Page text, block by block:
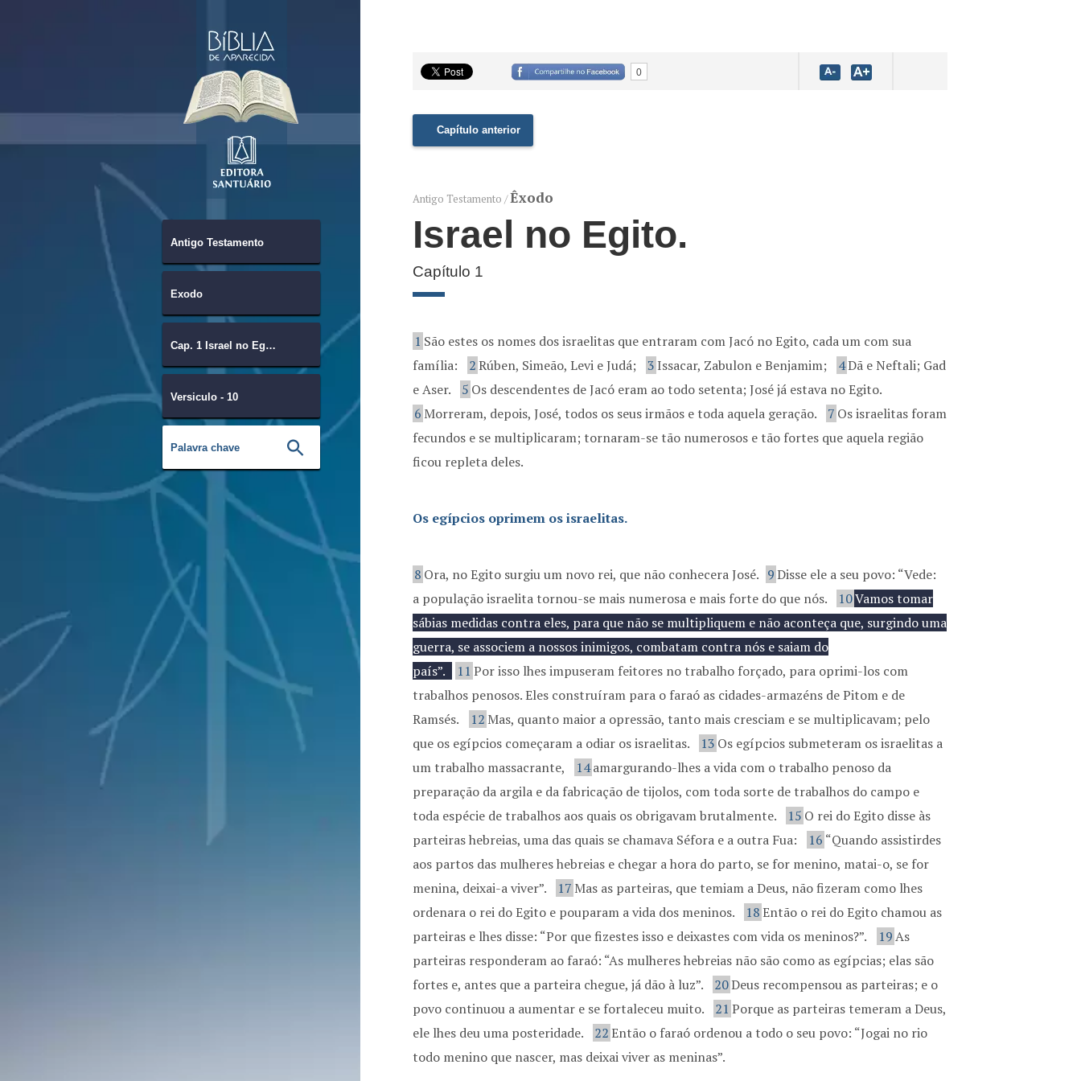
Antigo Testamento
Êxodo
Cap. 1 Israel no Egito.
Versiculo - 10
0
Capítulo anterior
Antigo Testamento /Êxodo
Israel no Egito.
Capítulo 1
1 São estes os nomes dos israelitas que entraram com Jacó no Egito, cada um com sua
família:
2Rúben, Simeão, Levi e Judá; 3Issacar, Zabulon e Benjamim; 4Dã e Neftali; Gad
e Aser.
5 Os descendentes de Jacó eram ao todo setenta; José já estava no Egito.
6 Morreram, depois, José, todos os seus irmãos e toda aquela geração. 7 Os israelitas foram
fecundos e se multiplicaram; tornaram-se tão numerosos e tão fortes que aquela região
ficou repleta deles.
Os egípcios oprimem os israelitas.
8 Ora, no Egito surgiu um novo rei, que não conhecera José. 9Disse ele a seu povo: “Vede:
a população israelita tornou-se mais numerosa e mais forte do que nós.
10Vamos tomar
sábias medidas contra eles, para que não se multipliquem e não aconteça que, surgindo uma
guerra, se associem a nossos inimigos, combatam contra nós e saiam do
país”.
11 Por isso lhes impuseram feitores no trabalho forçado, para oprimi-los com
trabalhos penosos. Eles construíram para o faraó as cidades-armazéns de Pitom e de
Ramsés.
12 Mas, quanto maior a opressão, tanto mais cresciam e se multiplicavam; pelo
que os egípcios começaram a odiar os israelitas.
13 Os egípcios submeteram os israelitas a
um trabalho massacrante,
14amargurando-lhes a vida com o trabalho penoso da
preparação da argila e da fabricação de tijolos, com toda sorte de trabalhos do campo e
toda espécie de trabalhos aos quais os obrigavam brutalmente.
15 O rei do Egito disse às
parteiras hebreias, uma das quais se chamava Séfora e a outra Fua:
16 “Quando assistirdes
aos partos das mulheres hebreias e chegar a hora do parto, se for menino, matai-o, se for
menina, deixai-a viver”.
17 Mas as parteiras, que temiam a Deus, não fizeram como lhes
ordenara o rei do Egito e pouparam a vida dos meninos.
18Então o rei do Egito chamou as
parteiras e lhes disse: “Por que fizestes isso e deixastes com vida os meninos?”.
19As
parteiras responderam ao faraó: “As mulheres hebreias não são como as egípcias; elas são
fortes e, antes que a parteira chegue, já dão à luz”.
20Deus recompensou as parteiras; e o
povo continuou a aumentar e se fortaleceu muito.
21 Porque as parteiras temeram a Deus,
ele lhes deu uma posteridade.
22Então o faraó ordenou a todo o seu povo: “Jogai no rio
todo menino que nascer, mas deixai viver as meninas”.